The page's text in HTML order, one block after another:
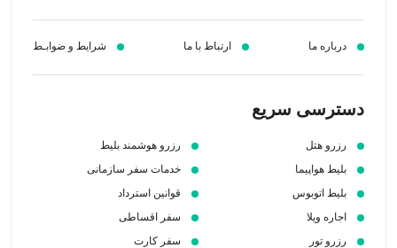
درباره ما ارتباط با ما شرایط و ضوابـط
دسترسی سریع
رزرو هتل
بلیط هواپیما
بلیط اتوبوس
اجاره ویلا
رزرو تور
رزرو هوشمند بلیط
خدمات سفر سازمانی
قوانین استرداد
سفر اقساطی
سفر کارت